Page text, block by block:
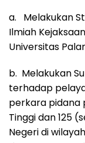
a. Melakukan
Ilmiah
Universitas
b. Melakukan
terhadap
perkara pidana
Tinggi dan 125
Negeri di